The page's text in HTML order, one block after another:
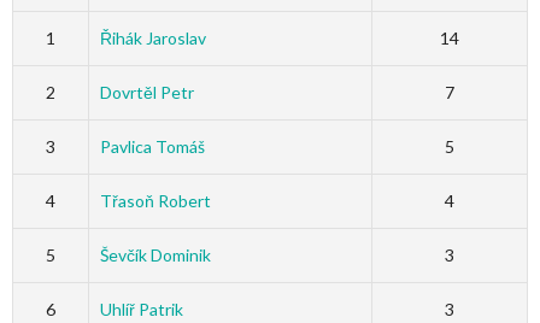
1 Řihák Jaroslav 14
2 Dovrtěl Petr 7
3 Pavlica Tomáš 5
4 Třasoň Robert 4
5 Ševčík Dominik 3
6 Uhlíř Patrik 3